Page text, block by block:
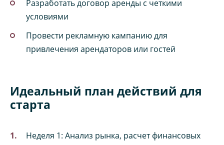
Разработать договор аренды с четкими
условиями
Провести рекламную кампанию для
привлечения арендаторов или гостей
Идеальный план действий для
старта
Неделя 1: Анализ рынка, расчет финансовых